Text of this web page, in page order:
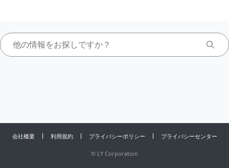
会社概要 利用規約 プライバシーポリシー プライバシーセンター
© LY Corporation